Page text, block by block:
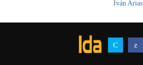
Iván Arias